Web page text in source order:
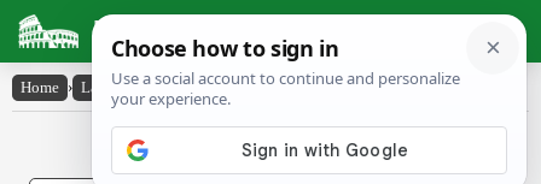
Latin Dictionary
Home › Latin-English › scŏpŭlōsus
Latin to English Dictionary